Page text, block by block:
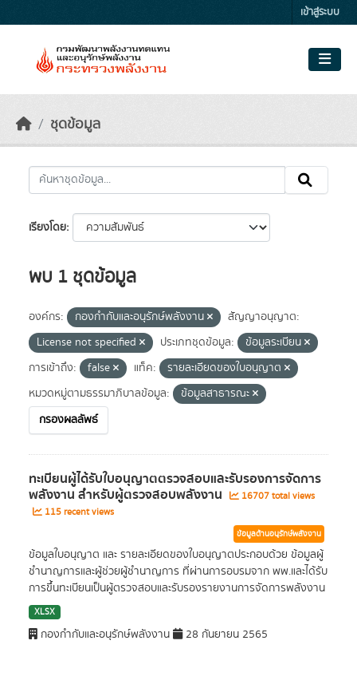
เข้าสู่ระบบ
ชุดข้อมูล
เรียงโดย
พบ 1 ชุดข้อมูล
องค์กร: กองกำกับและอนุรักษ์พลังงาน
สัญญาอนุญาต:
License not specified
ประเภทชุดข้อมูล:
ข้อมูลระเบียน
การเข้าถึง:
false แท็ค:
รายละเอียดของใบอนุญาต
หมวดหมู่ตามธรรมาภิบาลข้อมูล:
ข้อมูลสาธารณะ
กรองผลลัพธ์
ทะเบียนผู้ได้รับใบอนุญาตตรวจสอบและรับรองการจัดการ
พลังงาน สำหรับผู้ตรวจสอบพลังงาน
16707 total views
115 recent views
ข้อมูลด้านอนุรักษ์พลังงาน
ข้อมูลใบอนุญาต และ รายละเอียดของใบอนุญาตประกอบด้วย ข้อมูลผู้
ชำนาญการและผู้ช่วยผู้ชำนาญการ ที่ผ่านการอบรมจาก พพ.และได้รับ
การขึ้นทะเบียนเป็นผู้ตรวจสอบและรับรองรายงานการจัดการพลังงาน
XLSX
กองกำกับและอนุรักษ์พลังงาน 28 กันยายน 2565